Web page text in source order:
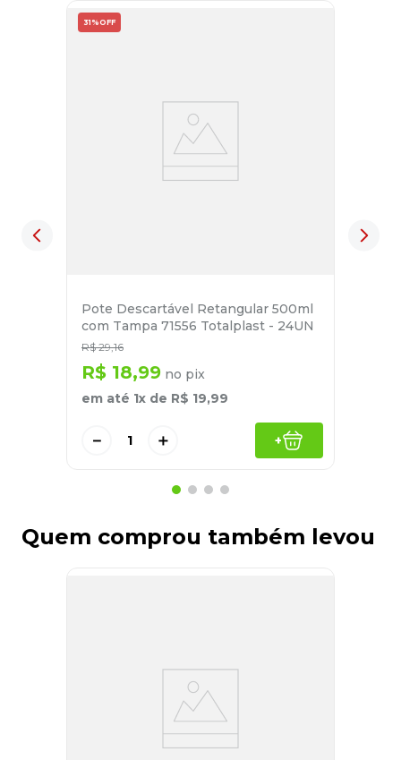
31% OFF
Pote Descartável Retangular 500ml
com Tampa 71556 Totalplast - 24UN
R$ 29,16
R$ 18,99 no pix
em até 1x de R$ 19,99
＋
－ +
Quem comprou também levou